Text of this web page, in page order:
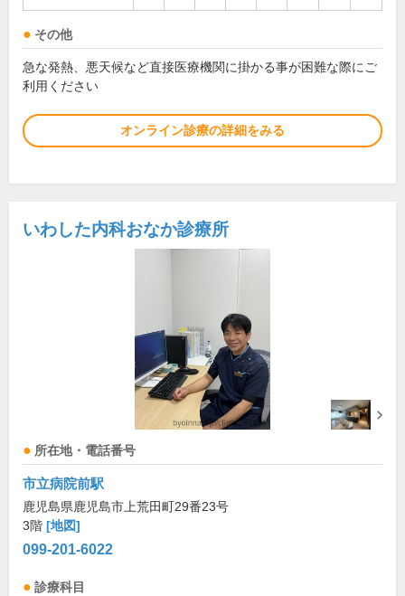
その他
急な発熱、悪天候など直接医療機関に掛かる事が困難な際にご
利用ください
オンライン診療の詳細をみる
いわした内科おなか診療所
所在地・電話番号
市立病院前駅
鹿児島県鹿児島市上荒田町29番23号
3階 [地図]
099-201-6022
診療科目